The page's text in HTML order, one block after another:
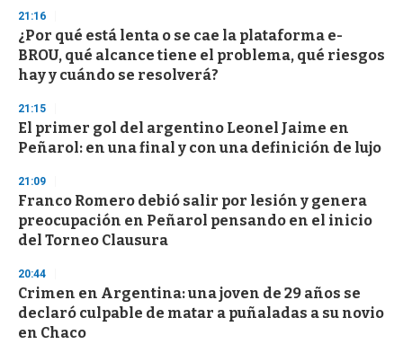
21:16
¿Por qué está lenta o se cae la plataforma e-
BROU, qué alcance tiene el problema, qué riesgos
hay y cuándo se resolverá?
21:15
El primer gol del argentino Leonel Jaime en
Peñarol: en una final y con una definición de lujo
21:09
Franco Romero debió salir por lesión y genera
preocupación en Peñarol pensando en el inicio
del Torneo Clausura
20:44
Crimen en Argentina: una joven de 29 años se
declaró culpable de matar a puñaladas a su novio
en Chaco